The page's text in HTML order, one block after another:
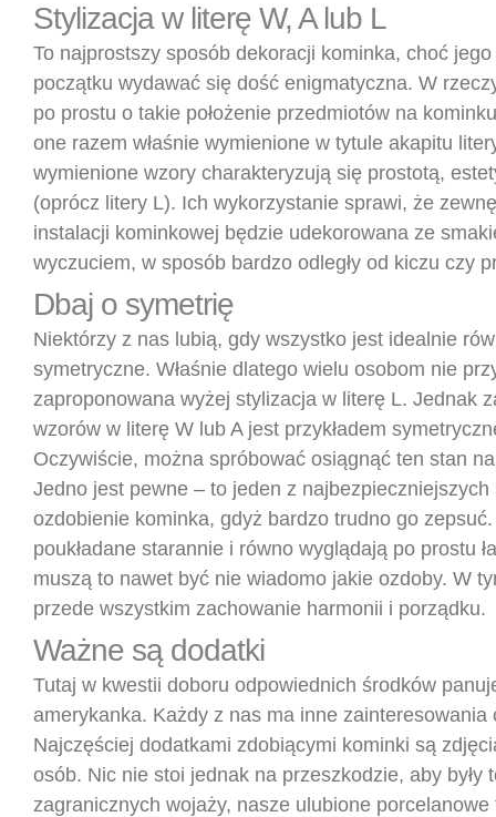
Stylizacja w literę W, A lub L
To najprostszy sposób dekoracji kominka, choć
początku wydawać się dość enigmatyczna. W
po prostu o takie położenie przedmiotów na
one razem właśnie wymienione w tytule akapitu
wymienione wzory charakteryzują się prostotą,
(oprócz litery L). Ich wykorzystanie sprawi, że
instalacji kominkowej będzie udekorowana ze
wyczuciem, w sposób bardzo odległy od kiczu czy
Dbaj o symetrię
Niektórzy z nas lubią, gdy wszystko jest idealnie
symetryczne. Właśnie dlatego wielu osobom nie
zaproponowana wyżej stylizacja w literę L. Jednak
wzorów w literę W lub A jest przykładem
Oczywiście, można spróbować osiągnąć ten stan
Jedno jest pewne – to jeden z najbezpieczniejszych
ozdobienie kominka, gdyż bardzo trudno go
poukładane starannie i równo wyglądają po prostu
muszą to nawet być nie wiadomo jakie ozdoby. W
przede wszystkim zachowanie harmonii i porządku.
Ważne są dodatki
Tutaj w kwestii doboru odpowiednich środków
amerykanka. Każdy z nas ma inne zainteresowania
Najczęściej dodatkami zdobiącymi kominki są
osób. Nic nie stoi jednak na przeszkodzie, aby były
zagranicznych wojaży, nasze ulubione porcelanowe